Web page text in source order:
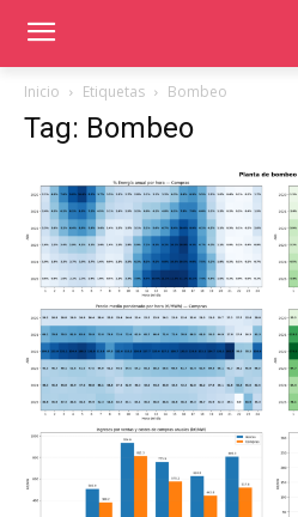
Inicio Etiquetas Bombeo
Tag: Bombeo